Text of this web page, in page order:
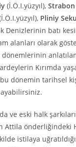
(İ.Ö.I.yüzyıl),Strabon
Pliniy
Denizlerinin batı
alanları olarak
Kırımda
dönemin tarihsel
ve eski halk
Attila önderliğindeki
istilaya